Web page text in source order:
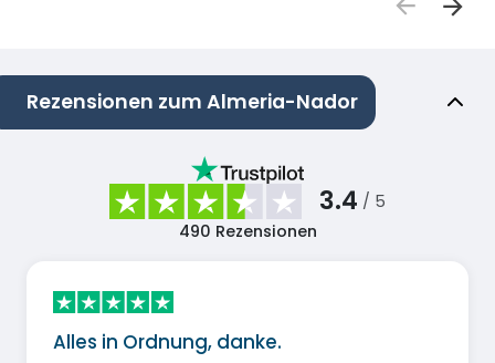
Rezensionen zum Almeria-Nador
3.4 / 5
490 Rezensionen
Alles in Ordnung, danke.